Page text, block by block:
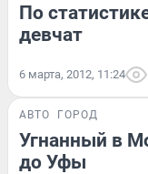
По
девчат
6 марта, 2012, 11:24
АВТО ГОРОД
Угнанный в
до Уфы